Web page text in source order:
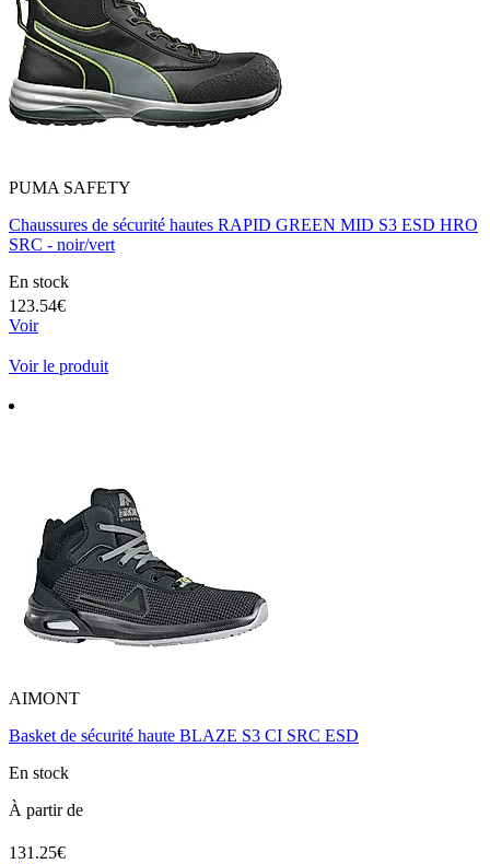
PUMA SAFETY
Chaussures de sécurité hautes RAPID GREEN MID S3 ESD HRO
SRC - noir/vert
En stock
123.54€
Voir
Voir le produit
AIMONT
Basket de sécurité haute BLAZE S3 CI SRC ESD
En stock
À partir de
131.25€